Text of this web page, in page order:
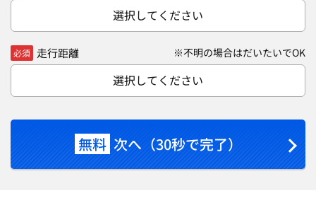
選択してください
必須 走行距離 ※不明の場合はだいたいでOK
選択してください
無料 次へ（30秒で完了）